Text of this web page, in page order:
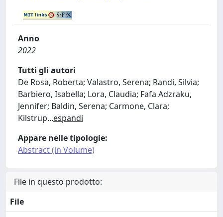
Anno
2022
Tutti gli autori
De Rosa, Roberta; Valastro, Serena; Randi, Silvia;
Barbiero, Isabella; Lora, Claudia; Fafa Adzraku,
Jennifer; Baldin, Serena; Carmone, Clara;
Kilstrup...espandi
Appare nelle tipologie:
Abstract (in Volume)
File in questo prodotto:
File